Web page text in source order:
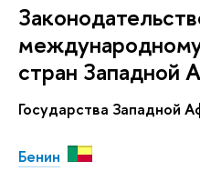
стран Западной
Государства Западной
Бенин